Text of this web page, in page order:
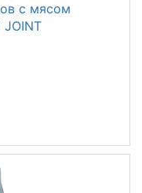
с мясом
JOINT